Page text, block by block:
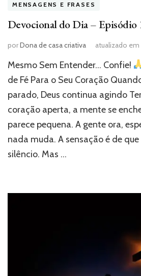
MENSAGENS E FRASES
Devocional do Dia – Episódio
porDona de casa criativa atualizado em
Mesmo Sem Entender… Confie!
de Fé Para o Seu Coração
parado, Deus continua agindo
coração aperta, a mente se
parece pequena. A gente ora,
nada muda. A sensação é de
silêncio. Mas …